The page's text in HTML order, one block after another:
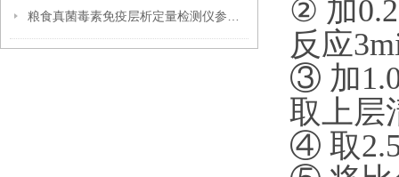
② 加
反应
③ 加
取上层
④ 取